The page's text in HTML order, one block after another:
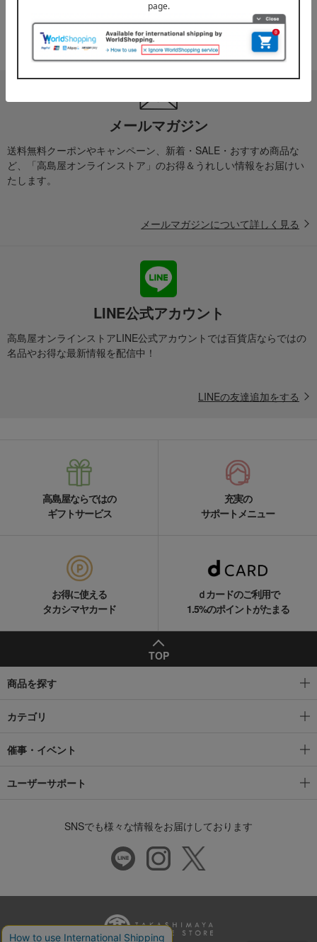
ご案内 『お届け先のご住所』ご確認のお願い
メールマガジン
送料無料クーポンやキャンペーン、新着・SALE・おすすめ商品な
ど、「高島屋オンラインストア」のお得＆うれしい情報をお届けい
たします。
メールマガジンについて詳しく見る
LINE公式アカウント
高島屋オンラインストアLINE公式アカウントでは百貨店ならではの
名品やお得な最新情報を配信中！
LINEの友達追加をする
高島屋ならではの
ギフトサービス
充実の
サポートメニュー
お得に使える
タカシマヤカード
ｄカードのご利用で
1.5%のポイントがたまる
TOP
商品を探す
カテゴリ
催事・イベント
ユーザーサポート
SNSでも様々な情報をお届けしております